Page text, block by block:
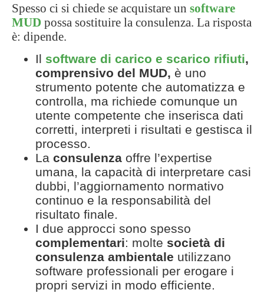
Spesso ci si chiede se acquistare un software
MUD possa sostituire la consulenza. La risposta
è: dipende.
Il software di carico e scarico rifiuti,
comprensivo del MUD, è uno
strumento potente che automatizza e
controlla, ma richiede comunque un
utente competente che inserisca dati
corretti, interpreti i risultati e gestisca il
processo.
La consulenza offre l’expertise
umana, la capacità di interpretare casi
dubbi, l’aggiornamento normativo
continuo e la responsabilità del
risultato finale.
I due approcci sono spesso
complementari: molte società di
consulenza ambientale utilizzano
software professionali per erogare i
propri servizi in modo efficiente.